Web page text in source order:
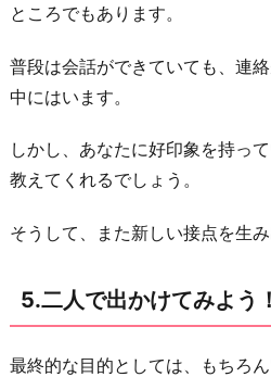
ところでもあります。
普段は会話ができていても、連
中にはいます。
しかし、あなたに好印象を持っ
教えてくれるでしょう。
そうして、また新しい接点を生
5.二人で出かけてみよう！
最終的な目的としては、もちろ